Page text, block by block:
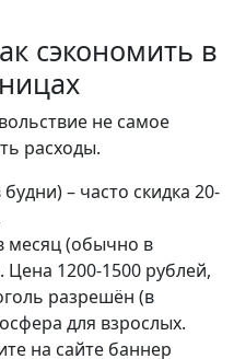
сэкономить в
не самое
расходы.
– часто скидка 20-
месяц (обычно в
Цена 1200-1500 рублей,
разрешён (в
для взрослых.
на сайте баннер